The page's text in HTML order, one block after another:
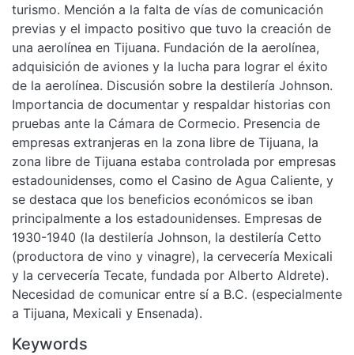
turismo. Mención a la falta de vías de comunicación
previas y el impacto positivo que tuvo la creación de
una aerolínea en Tijuana. Fundación de la aerolínea,
adquisición de aviones y la lucha para lograr el éxito
de la aerolínea. Discusión sobre la destilería Johnson.
Importancia de documentar y respaldar historias con
pruebas ante la Cámara de Cormecio. Presencia de
empresas extranjeras en la zona libre de Tijuana, la
zona libre de Tijuana estaba controlada por empresas
estadounidenses, como el Casino de Agua Caliente, y
se destaca que los beneficios económicos se iban
principalmente a los estadounidenses. Empresas de
1930-1940 (la destilería Johnson, la destilería Cetto
(productora de vino y vinagre), la cervecería Mexicali
y la cervecería Tecate, fundada por Alberto Aldrete).
Necesidad de comunicar entre sí a B.C. (especialmente
a Tijuana, Mexicali y Ensenada).
Keywords